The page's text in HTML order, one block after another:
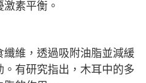
素平衡。
維，透過吸附油脂並減緩
有研究指出，木耳中的多